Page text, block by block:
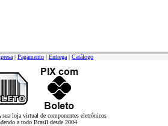
| Pagamento | Entrega | Catálogo
sua loja virtual de componentes eletrônicos
a todo Brasil desde 2004